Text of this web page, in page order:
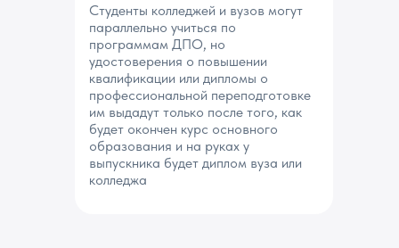
Студенты колледжей и вузов могут
параллельно учиться по
программам ДПО, но
удостоверения о повышении
квалификации или дипломы о
профессиональной переподготовке
им выдадут только после того, как
будет окончен курс основного
образования и на руках у
выпускника будет диплом вуза или
колледжа